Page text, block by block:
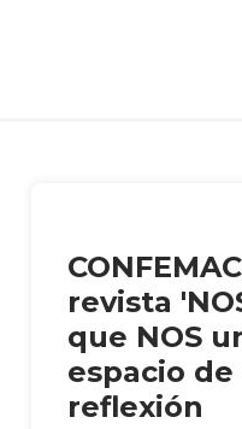
revista
que NOS
espacio
reflexión